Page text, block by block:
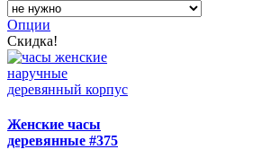
Опции
Скидка!
Женские часы
деревянные #375